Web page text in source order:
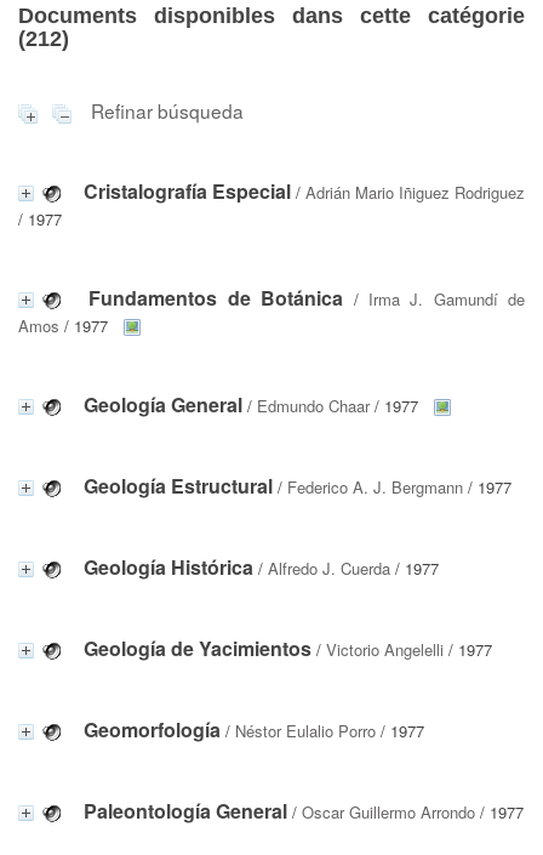
Documents disponibles dans cette catégorie
(212)
Refinar búsqueda
Cristalografía Especial / Adrián Mario Iñiguez Rodriguez
/ 1977
Fundamentos de Botánica / Irma J. Gamundí de
Amos / 1977
Geología General / Edmundo Chaar/ 1977
Geología Estructural / Federico A. J. Bergmann / 1977
Geología Histórica / Alfredo J. Cuerda / 1977
Geología de Yacimientos / Victorio Angelelli / 1977
Geomorfología / Néstor Eulalio Porro / 1977
Paleontología General / Oscar Guillermo Arrondo / 1977